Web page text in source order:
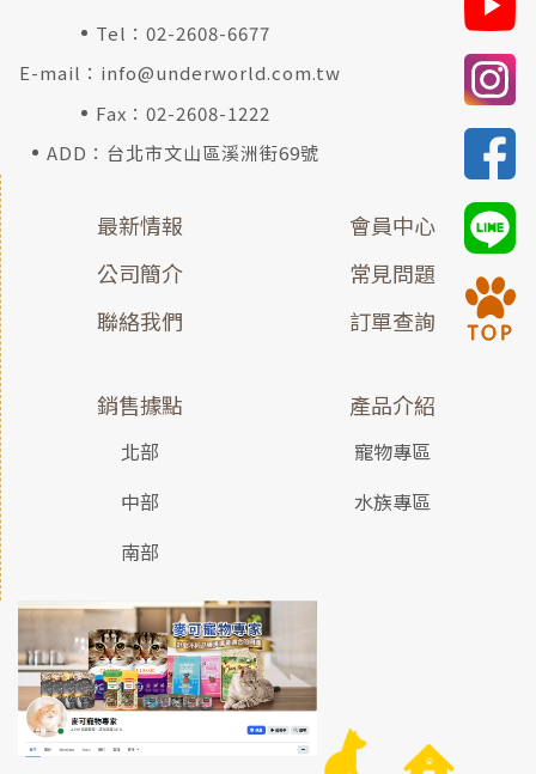
Tel：02-2608-6677
E-mail： info@underworld.com.tw
Fax：02-2608-1222
ADD：台北市文山區溪洲街69號
最新情報
公司簡介
聯絡我們
會員中心
常見問題
訂單查詢
銷售據點
北部
中部
南部
產品介紹
寵物專區
水族專區